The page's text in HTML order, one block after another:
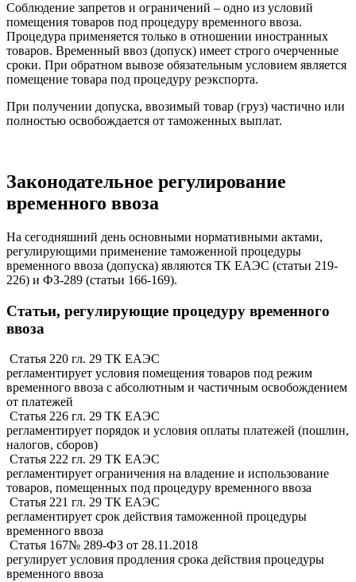
Соблюдение запретов и ограничений – одно из условий
помещения товаров под процедуру временного ввоза.
Процедура применяется только в отношении иностранных
товаров. Временный ввоз (допуск) имеет строго очерченные
сроки. При обратном вывозе обязательным условием является
помещение товара под процедуру реэкспорта.
При получении допуска, ввозимый товар (груз) частично или
полностью освобождается от таможенных выплат.
Законодательное регулирование
временного ввоза
На сегодняшний день основными нормативными актами,
регулирующими применение таможенной процедуры
временного ввоза (допуска) являются ТК ЕАЭС (статьи 219-
226) и ФЗ-289 (статьи 166-169).
Статьи, регулирующие процедуру временного
ввоза
Статья 220 гл. 29 ТК ЕАЭС
регламентирует условия помещения товаров под режим
временного ввоза с абсолютным и частичным освобождением
от платежей
Статья 226 гл. 29 ТК ЕАЭС
регламентирует порядок и условия оплаты платежей (пошлин,
налогов, сборов)
Статья 222 гл. 29 ТК ЕАЭС
регламентирует ограничения на владение и использование
товаров, помещенных под процедуру временного ввоза
Статья 221 гл. 29 ТК ЕАЭС
регламентирует срок действия таможенной процедуры
временного ввоза
Статья 167№ 289-ФЗ от 28.11.2018
регулирует условия продления срока действия процедуры
временного ввоза